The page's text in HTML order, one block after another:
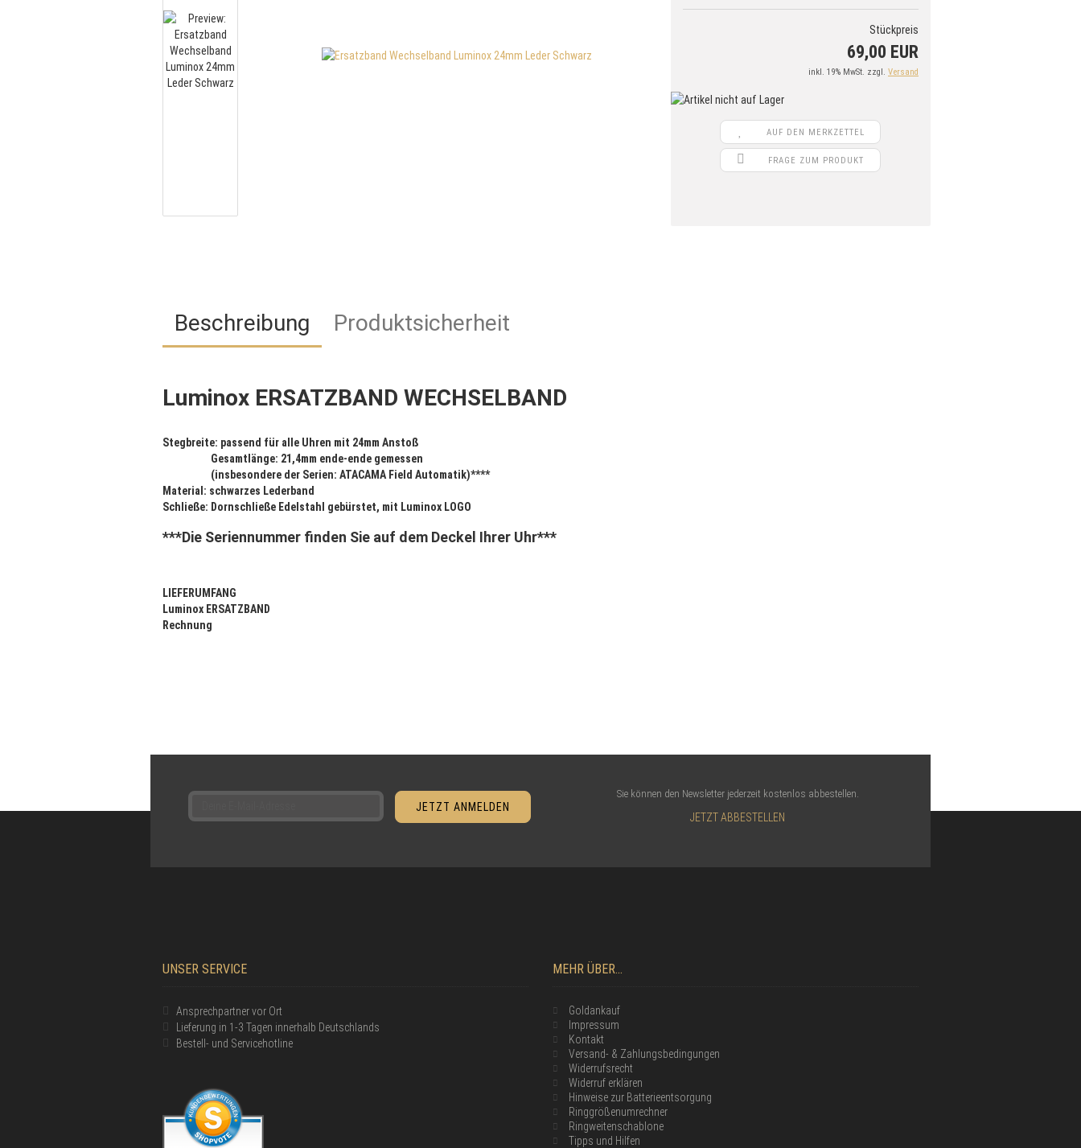
Stückpreis
69,00 EUR
inkl. 19% MwSt. zzgl. Versand
AUF DEN MERKZETTEL
FRAGE ZUM PRODUKT
Beschreibung Produktsicherheit
Luminox ERSATZBAND WECHSELBAND
Stegbreite: passend für alle Uhren mit 24mm Anstoß
Gesamtlänge: 21,4mm ende-ende gemessen
(insbesondere der Serien: ATACAMA Field Automatik)****
Material: schwarzes Lederband
Schließe: Dornschließe Edelstahl gebürstet, mit Luminox LOGO
***Die Seriennummer finden Sie auf dem Deckel Ihrer Uhr***
LIEFERUMFANG
Luminox ERSATZBAND
Rechnung
Sie können den Newsletter jederzeit kostenlos abbestellen.
JETZT ABBESTELLEN
UNSER SERVICE
Ansprechpartner vor Ort
Lieferung in 1-3 Tagen innerhalb Deutschlands
Bestell- und Servicehotline
MEHR ÜBER...
Goldankauf
Impressum
Kontakt
Versand- & Zahlungsbedingungen
Widerrufsrecht
Widerruf erklären
Hinweise zur Batterieentsorgung
Ringgrößenumrechner
Ringweitenschablone
Tipps und Hilfen